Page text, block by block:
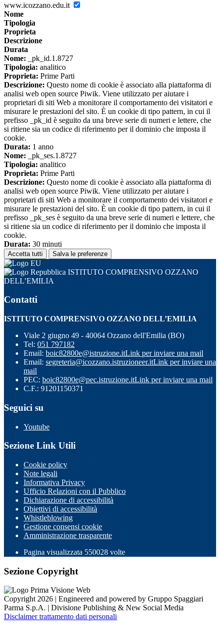
www.icozzano.edu.it
Nome
Tipologia
Proprieta
Descrizione
Durata
Nome: _pk_id.1.8727
Tipologia: analitico
Proprieta: Prime Parti
Descrizione: Questo nome di cookie è associato alla piattaforma di
analisi web open source Piwik. Viene utilizzato per aiutare i
proprietari di siti Web a monitorare il comportamento dei visitatori e
misurare le prestazioni del sito. È un cookie di tipo pattern, in cui il
prefisso _pk_id è seguito da una breve serie di numeri e lettere, che
si ritiene sia un codice di riferimento per il dominio che imposta il
cookie.
Durata: 1 anno
Nome: _pk_ses.1.8727
Tipologia: analitico
Proprieta: Prime Parti
Descrizione: Questo nome di cookie è associato alla piattaforma di
analisi web open source Piwik. Viene utilizzato per aiutare i
proprietari di siti Web a monitorare il comportamento dei visitatori e
misurare le prestazioni del sito. È un cookie di tipo pattern, in cui il
prefisso _pk_ses è seguito da una breve serie di numeri e lettere, che
si ritiene sia un codice di riferimento per il dominio che imposta il
cookie.
Durata: 30 minuti
Accetta tutti Salva le preferenze
ISTITUTO COMPRENSIVO OZZANO
DELL’EMILIA
Contatti
ISTITUTO COMPRENSIVO OZZANO DELL’EMILIA
Viale 2 giugno 49 - 40064 Ozzano dell'Emilia (BO)
Tel: 051 797182
Email: boic82800e@istruzione.itLink per inviare una mail
Email: segreteria@icozzano.istruzioneer.itLink per inviare una
mail
PEC: boic82800e@pec.istruzione.itLink per inviare una mail
C.F.: 91201150371
Seguici su
Youtube
Sezione Link Utili
Cookie policy
Note legali
Informativa Privacy
Ufficio Relazioni con il Pubblico
Dichiarazione di accessibilità
Obiettivi di accessibilità
Whistleblowing
Gestione consensi cookie
Amministrazione trasparente
Pagina visualizzata 550028 volte
Sezione Copyright
Copyright 2026 | Engineered and powered by Gruppo Spaggiari
Parma S.p.A. | Divisione Publishing & New Social Media
Disclaimer trattamento dati personali